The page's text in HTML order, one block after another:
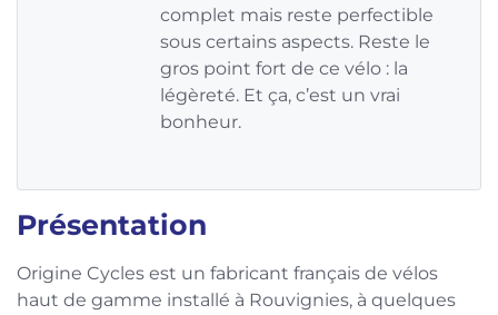
complet mais reste perfectible
sous certains aspects. Reste le
gros point fort de ce vélo : la
légèreté. Et ça, c’est un vrai
bonheur.
Présentation
Origine Cycles est un fabricant français de vélos
haut de gamme installé à Rouvignies, à quelques